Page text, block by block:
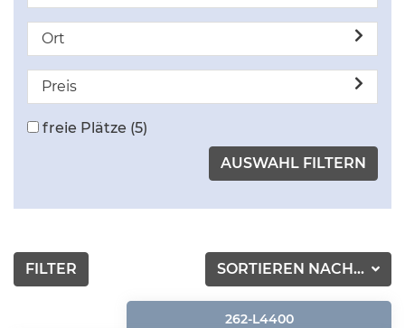
Ort
Preis
freie Plätze (5)
SORTIEREN NACH...
FILTER
262-L4400